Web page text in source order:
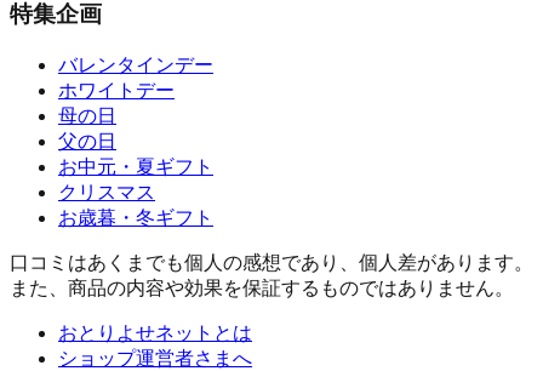
特集企画
バレンタインデー
ホワイトデー
母の日
父の日
お中元・夏ギフト
クリスマス
お歳暮・冬ギフト
口コミはあくまでも個人の感想であり、個人差があります。
また、商品の内容や効果を保証するものではありません。
おとりよせネットとは
ショップ運営者さまへ